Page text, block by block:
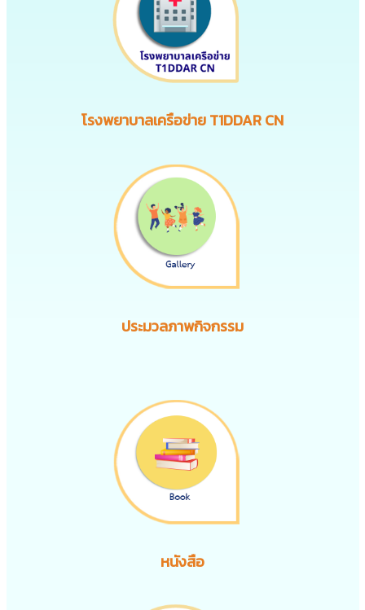
โรงพยาบาลเครือข่าย T1DDAR CN
ประมวลภาพกิจกรรม
หนังสือ